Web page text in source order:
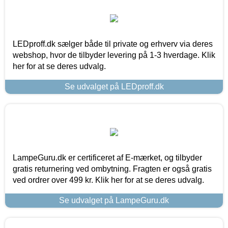
LEDproff.dk sælger både til private og erhverv via deres
webshop, hvor de tilbyder levering på 1-3 hverdage. Klik
her for at se deres udvalg.
Se udvalget på LEDproff.dk
LampeGuru.dk er certificeret af E-mærket, og tilbyder
gratis returnering ved ombytning. Fragten er også gratis
ved ordrer over 499 kr. Klik her for at se deres udvalg.
Se udvalget på LampeGuru.dk